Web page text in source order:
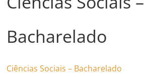
Bacharelado
Ciências Sociais – Bacharelado